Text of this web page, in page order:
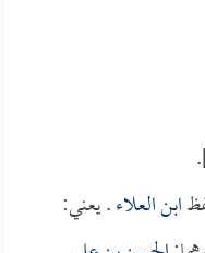
ابن العلاء. يعني: